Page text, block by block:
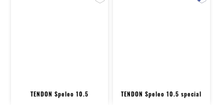
TENDON Speleo 10.5 TENDON Speleo 10.5 special